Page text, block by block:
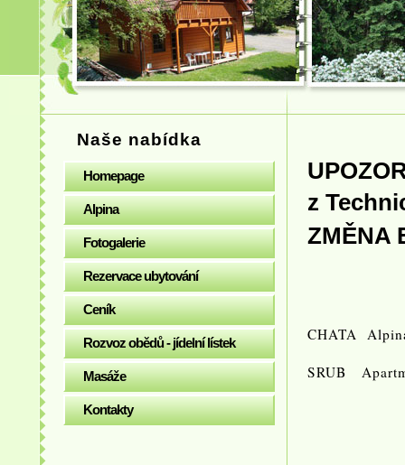
Naše nabídka
Homepage
Alpina
Fotogalerie
Rezervace ubytování
Ceník
Rozvoz obědů - jídelní lístek
Masáže
Kontakty
z
CHATA
SRUB